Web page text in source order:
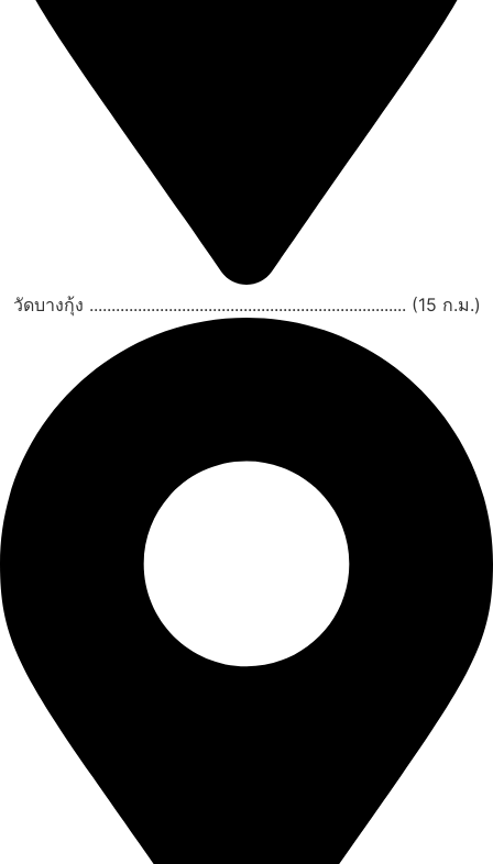
วัดบางกุ้ง ........................................................................ (15 ก.ม.)